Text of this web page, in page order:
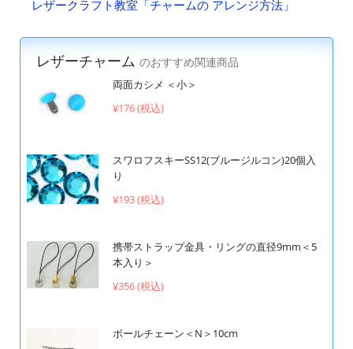
レザークラフト教室「チャームの アレンジ方法」
レザーチャーム のおすすめ関連商品
両面カシメ ＜小＞
¥176 (税込)
スワロフスキーSS12(ブルージルコン)20個入
り
¥193 (税込)
携帯ストラップ金具・リングの直径9mm＜5
本入り＞
¥356 (税込)
ボールチェーン＜N＞10cm